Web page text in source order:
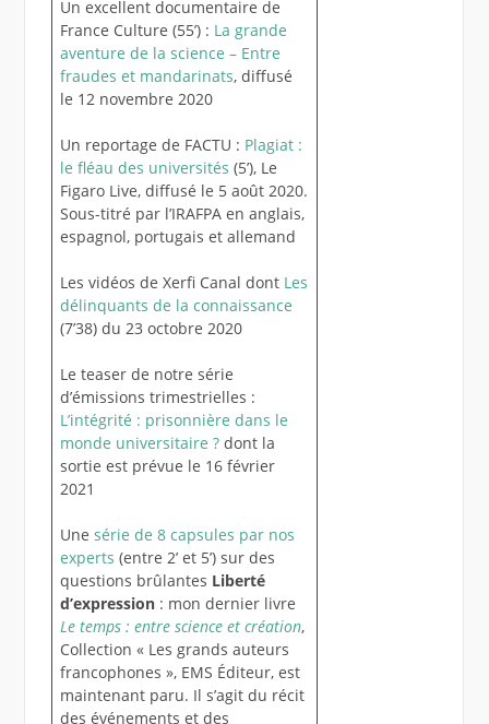
Un excellent documentaire de
France Culture (55’) : La grande
aventure de la science – Entre
fraudes et mandarinats, diffusé
le 12 novembre 2020
Un reportage de FACTU : Plagiat :
le fléau des universités (5’), Le
Figaro Live, diffusé le 5 août 2020.
Sous-titré par l’IRAFPA en anglais,
espagnol, portugais et allemand
Les vidéos de Xerfi Canal dont Les
délinquants de la connaissance
(7’38) du 23 octobre 2020
Le teaser de notre série
d’émissions trimestrielles :
L’intégrité : prisonnière dans le
monde universitaire ?dont la
sortie est prévue le 16 février
2021
Une série de 8 capsules par nos
experts (entre 2’ et 5’) sur des
questions brûlantes Liberté
d’expression: mon dernier livre
Le temps : entre science et création,
Collection « Les grands auteurs
francophones », EMS Éditeur, est
maintenant paru. Il s’agit du récit
des événements et des